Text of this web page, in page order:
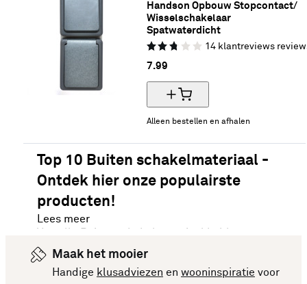
Handson Opbouw Stopcontact/
Wisselschakelaar
Spatwaterdicht
14 klantreviews
7.99
Alleen bestellen en afhalen
Top 10 Buiten schakelmateriaal -
Ontdek hier onze populairste
producten!
meest verkochte artikelen van dit moment voor je
op een rijtje gezet. Vergelijk makkelijk de
Lees meer
Maak het mooier
Handige klusadviezen en wooninspiratie voor